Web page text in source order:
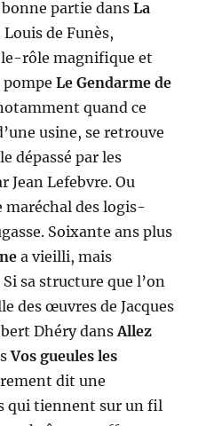
partie dansLa
de Funès,
rôle magnifique et
pompeLe Gendarme de
quand ce
usine, se retrouve
dépassé par les
Jean Lefebvre. Ou
maréchal des logis-
Soixante ans plus
a vieilli, mais
sa structure que l’on
des œuvres de Jacques
Dhéry dansAllez
Vos gueules les
dit une
qui tiennent sur un fil